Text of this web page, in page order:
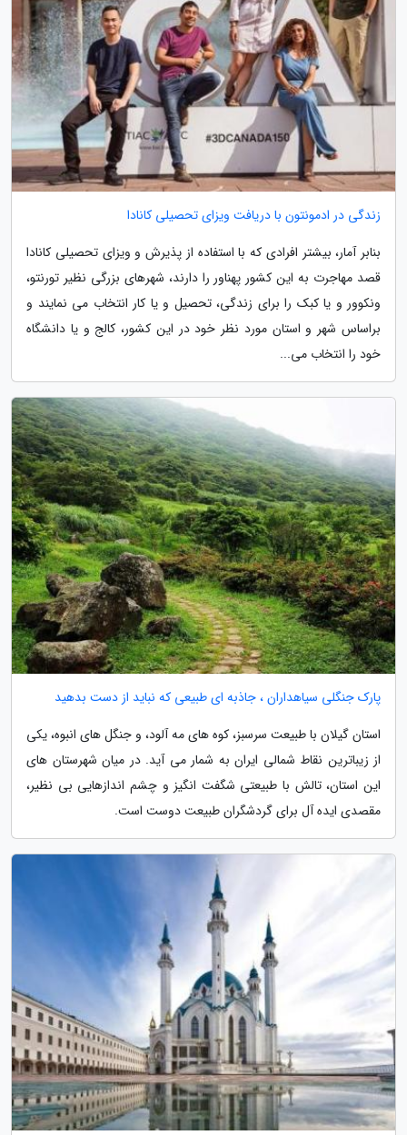
زندگی در ادمونتون با دریافت ویزای تحصیلی کانادا
بنابر آمار، بیشتر افرادی که با استفاده از پذیرش و ویزای تحصیلی کانادا
قصد مهاجرت به این کشور پهناور را دارند، شهرهای بزرگی نظیر تورنتو،
ونکوور و یا کبک را برای زندگی، تحصیل و یا کار انتخاب می نمایند و
براساس شهر و استان مورد نظر خود در این کشور، کالج و یا دانشگاه
خود را انتخاب می...
پارک جنگلی سیاهداران ، جاذبه ای طبیعی که نباید از دست بدهید
استان گیلان با طبیعت سرسبز، کوه های مه آلود، و جنگل های انبوه، یکی
از زیباترین نقاط شمالی ایران به شمار می آید. در میان شهرستان های
این استان، تالش با طبیعتی شگفت انگیز و چشم اندازهایی بی نظیر،
مقصدی ایده آل برای گردشگران طبیعت دوست است.